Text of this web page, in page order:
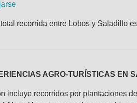
recorrida entre Lobos y Saladillo
AGRO-TURÍSTICAS EN
incluye recorridos por plantaciones